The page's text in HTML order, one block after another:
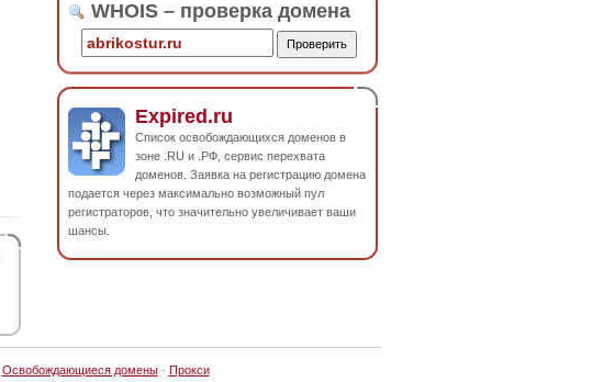
WHOIS – проверка домена
Expired.ru
Список освобождающихся доменов в
зоне .RU и .РФ, сервис перехвата
доменов. Заявка на регистрацию домена
подается через максимально возможный пул
регистраторов, что значительно увеличивает ваши
шансы.
Освобождающиеся домены· Прокси